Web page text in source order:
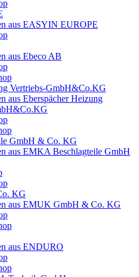
aus EASYIN EUROPE
aus Ebeco AB
Vertriebs-GmbH&Co.KG
aus Eberspächer Heizung
GmbH & Co. KG
aus EMKA Beschlagteile GmbH
KG
aus EMUK GmbH & Co. KG
aus ENDURO